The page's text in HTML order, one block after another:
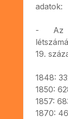
adatok:
- Az
19.
1848:
1850:
1857:
1870: